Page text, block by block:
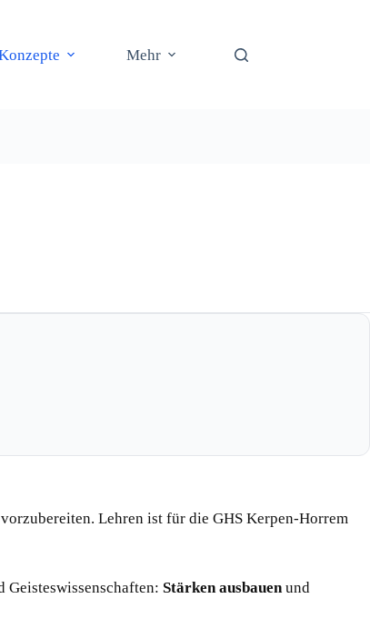
Mehr
Lehren ist für die GHS Kerpen-Horrem
Stärken ausbauen und